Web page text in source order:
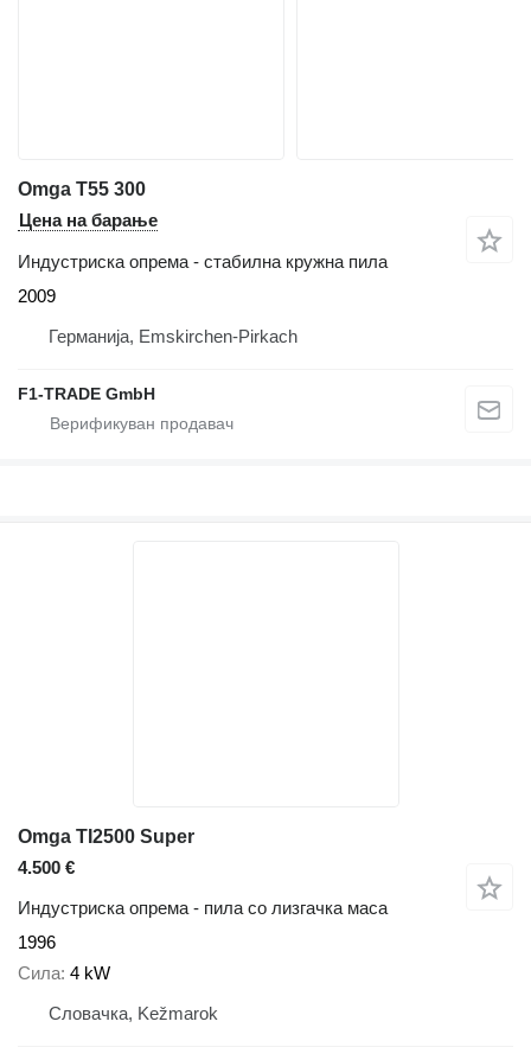
Omga T55 300
Цена на барање
Индустриска опрема - стабилна кружна пила
2009
Германија, Emskirchen-Pirkach
F1-TRADE GmbH
Omga TI2500 Super
4.500 €
Индустриска опрема - пила со лизгачка маса
1996
Сила 4 kW
Словачка, Kežmarok